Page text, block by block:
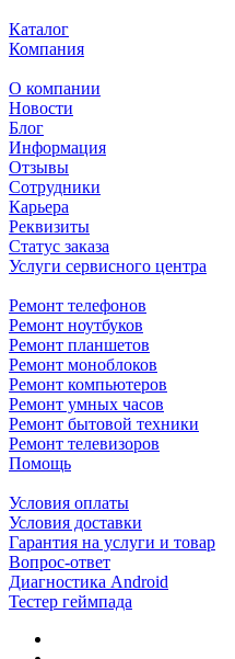
Каталог
Компания
О компании
Новости
Блог
Информация
Отзывы
Сотрудники
Карьера
Реквизиты
Статус заказа
Услуги сервисного центра
Ремонт телефонов
Ремонт ноутбуков
Ремонт планшетов
Ремонт моноблоков
Ремонт компьютеров
Ремонт умных часов
Ремонт бытовой техники
Ремонт телевизоров
Помощь
Условия оплаты
Условия доставки
Гарантия на услуги и товар
Вопрос-ответ
Диагностика Android
Тестер геймпада